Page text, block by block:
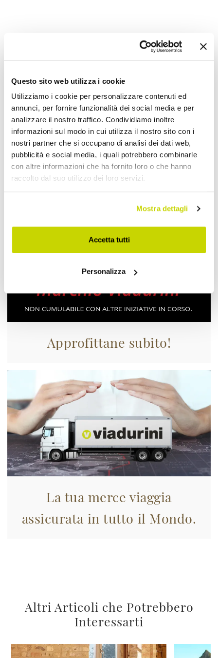
Questo sito web utilizza i cookie
Utilizziamo i cookie per personalizzare contenuti ed
annunci, per fornire funzionalità dei social media e per
analizzare il nostro traffico. Condividiamo inoltre
informazioni sul modo in cui utilizza il nostro sito con i
nostri partner che si occupano di analisi dei dati web,
pubblicità e social media, i quali potrebbero combinarle
con altre informazioni che ha fornito loro o che hanno
raccolto dal suo utilizzo dei loro servizi.
Mostra dettagli
Accetta tutti
Personalizza
Aggiungi alla Wish List
Divani da Giardino
Approfittane subito!
La tua merce viaggia
assicurata in tutto il Mondo.
Altri Articoli che Potrebbero
Interessarti